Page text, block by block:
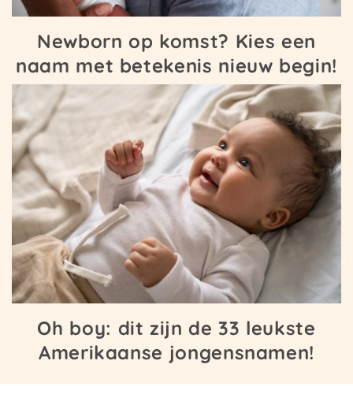
Newborn op komst? Kies een
naam met betekenis nieuw begin!
Oh boy: dit zijn de 33 leukste
Amerikaanse jongensnamen!